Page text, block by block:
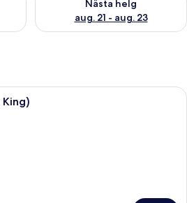
Nästa helg
aug. 21 - aug. 23
Ett modernt badrum med handfat,
King)